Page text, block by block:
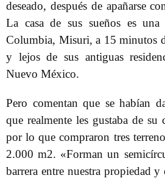
deseado, después de apañarse
La casa de sus sueños es
Columbia, Misuri, a 15 minutos
y lejos de sus antiguas
Nuevo México.
Pero comentan que se habían
que realmente les gustaba de su
por lo que compraron tres
2.000 m2. «Forman un
barrera entre nuestra propiedad